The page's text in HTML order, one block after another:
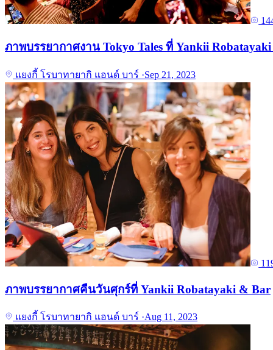
ภาพบรรยากาศงาน Tokyo Tales ที่ Yankii
แยงกี้ โรบาทายากิ แอนด์ บาร์ ·Sep 21, 2023
ภาพบรรยากาศคืนวันศุกร์ที่ Yankii Robatayaki & Bar
แยงกี้ โรบาทายากิ แอนด์ บาร์ ·Aug 11, 2023